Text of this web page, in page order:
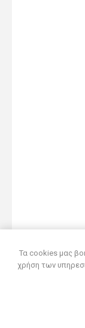
Τα cookies μας
χρήση των